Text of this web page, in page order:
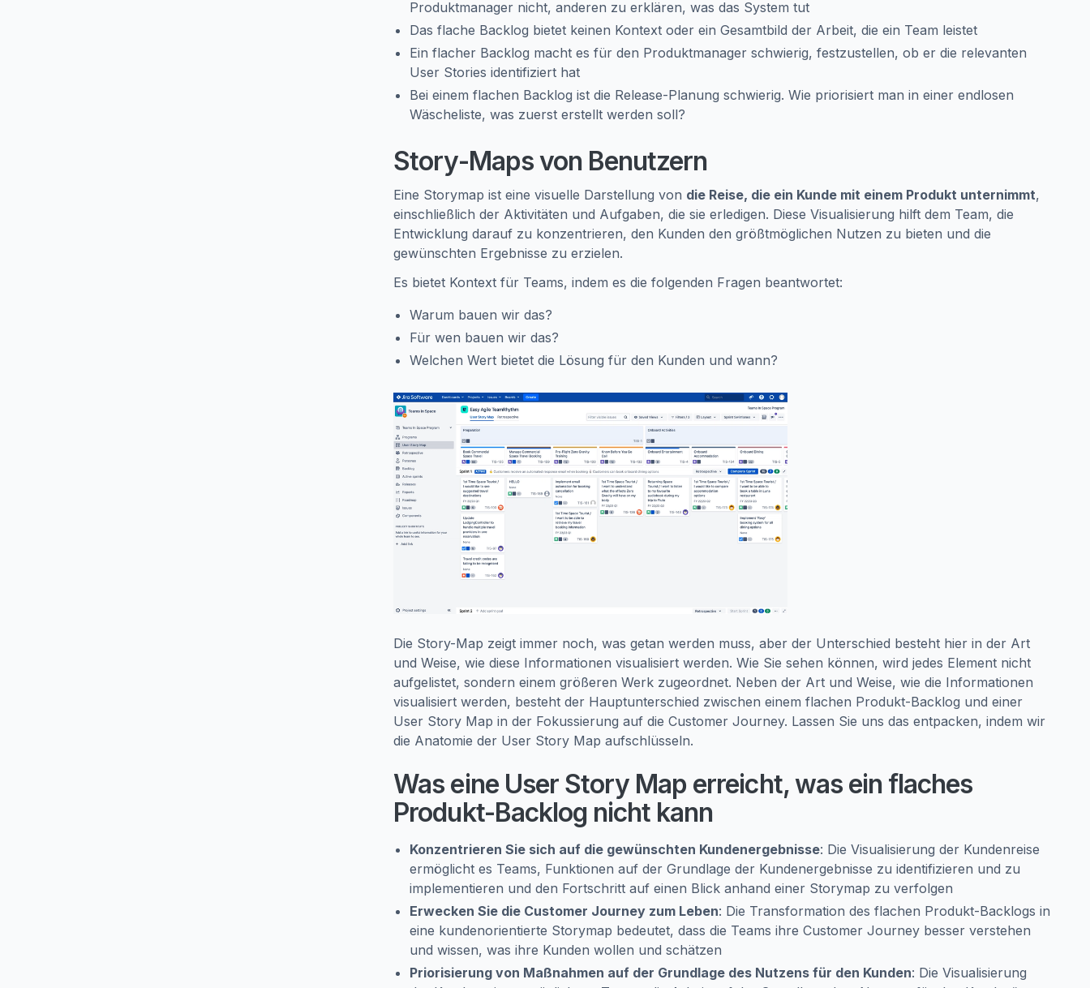
Produktmanager nicht, anderen zu erklären, was das System tut
Das flache Backlog bietet keinen Kontext oder ein Gesamtbild der Arbeit, die ein Team leistet
Ein flacher Backlog macht es für den Produktmanager schwierig, festzustellen, ob er die relevanten
User Stories identifiziert hat
Bei einem flachen Backlog ist die Release-Planung schwierig. Wie priorisiert man in einer endlosen
Wäscheliste, was zuerst erstellt werden soll?
Story-Maps von Benutzern
Eine Storymap ist eine visuelle Darstellung von die Reise, die ein Kunde mit einem Produkt unternimmt,
einschließlich der Aktivitäten und Aufgaben, die sie erledigen. Diese Visualisierung hilft dem Team, die
Entwicklung darauf zu konzentrieren, den Kunden den größtmöglichen Nutzen zu bieten und die
gewünschten Ergebnisse zu erzielen.
Es bietet Kontext für Teams, indem es die folgenden Fragen beantwortet:
Warum bauen wir das?
Für wen bauen wir das?
Welchen Wert bietet die Lösung für den Kunden und wann?
Die Story-Map zeigt immer noch, was getan werden muss, aber der Unterschied besteht hier in der Art
und Weise, wie diese Informationen visualisiert werden. Wie Sie sehen können, wird jedes Element nicht
aufgelistet, sondern einem größeren Werk zugeordnet. Neben der Art und Weise, wie die Informationen
visualisiert werden, besteht der Hauptunterschied zwischen einem flachen Produkt-Backlog und einer
User Story Map in der Fokussierung auf die Customer Journey. Lassen Sie uns das entpacken, indem wir
die Anatomie der User Story Map aufschlüsseln.
Was eine User Story Map erreicht, was ein flaches
Produkt-Backlog nicht kann
Konzentrieren Sie sich auf die gewünschten Kundenergebnisse: Die Visualisierung der Kundenreise
ermöglicht es Teams, Funktionen auf der Grundlage der Kundenergebnisse zu identifizieren und zu
implementieren und den Fortschritt auf einen Blick anhand einer Storymap zu verfolgen
Erwecken Sie die Customer Journey zum Leben: Die Transformation des flachen Produkt-Backlogs in
eine kundenorientierte Storymap bedeutet, dass die Teams ihre Customer Journey besser verstehen
und wissen, was ihre Kunden wollen und schätzen
Priorisierung von Maßnahmen auf der Grundlage des Nutzens für den Kunden: Die Visualisierung